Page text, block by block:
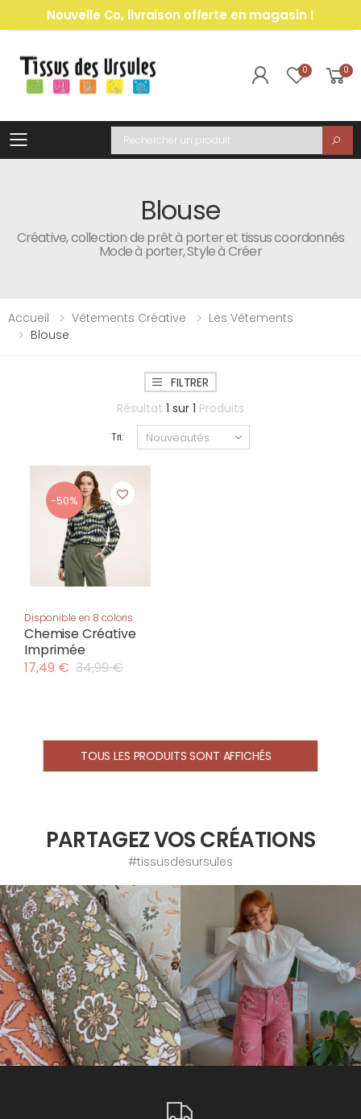
Nouvelle Co, livraison offerte en magasin !
0 0
Toggle mobile menu
Recherche
Blouse
Créative, collection de prêt à porter et tissus coordonnés
Mode à porter, Style à Créer
Accueil Vêtements Créative
Les Vêtements
Blouse
FILTRER
Résultat 1 sur 1 Produits
Tri:
-50%
Disponible en 8 coloris
Chemise Créative
Imprimée
17,49 € 34,99 €
TOUS LES PRODUITS SONT AFFICHÉS
PARTAGEZ VOS CRÉATIONS
#tissusdesursules